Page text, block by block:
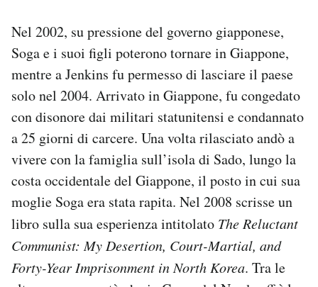
Nel 2002, su pressione del governo giapponese,
Soga e i suoi figli poterono tornare in Giappone,
mentre a Jenkins fu permesso di lasciare il paese
solo nel 2004. Arrivato in Giappone, fu congedato
con disonore dai militari statunitensi e condannato
a 25 giorni di carcere. Una volta rilasciato andò a
vivere con la famiglia sull’isola di Sado, lungo la
costa occidentale del Giappone, il posto in cui sua
moglie Soga era stata rapita. Nel 2008 scrisse un
libro sulla sua esperienza intitolato The Reluctant
Communist: My Desertion, Court-Martial, and
Forty-Year Imprisonment in North Korea. Tra le